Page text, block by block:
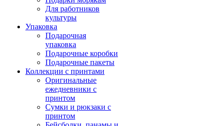
Для работников
культуры
Упаковка
Подарочная
упаковка
Подарочные коробки
Подарочные пакеты
Коллекции с принтами
Оригинальные
ежедневники с
принтом
Сумки и рюкзаки с
принтом